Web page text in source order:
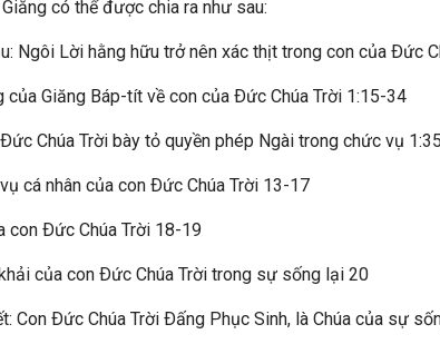
có thể được chia ra như sau:
Ngôi Lời hằng hữu trở nên xác thịt trong con của Ðức
Giăng Báp-tít về con của Ðức Chúa Trời 1:15-34
Chúa Trời bày tỏ quyền phép Ngài trong chức vụ
cá nhân của con Ðức Chúa Trời 13-17
con Ðức Chúa Trời 18-19
của con Ðức Chúa Trời trong sự sống lại 20
Con Ðức Chúa Trời Ðấng Phục Sinh, là Chúa của sự